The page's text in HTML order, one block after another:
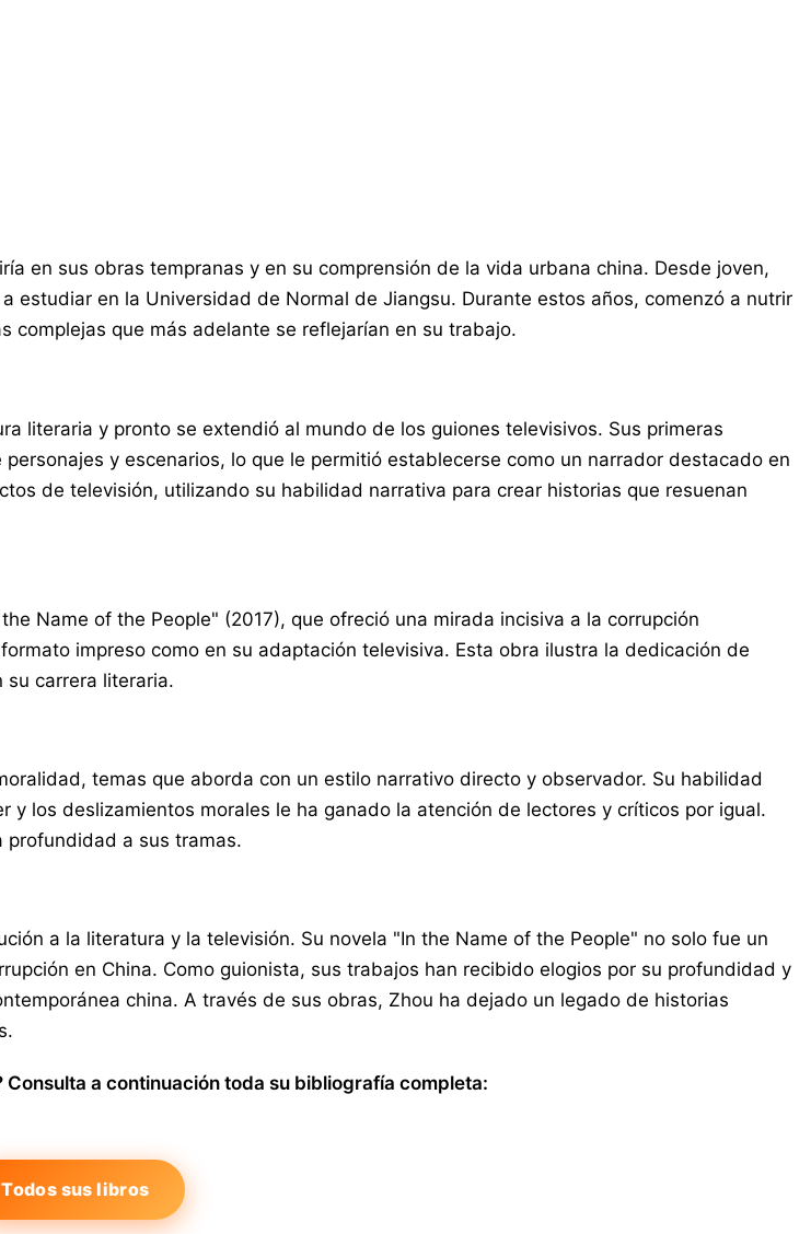
en sus obras tempranas y en su comprensión de la vida urbana china. Desde joven,
en la Universidad de Normal de Jiangsu. Durante estos años, comenzó a nutrir
complejas que más adelante se reflejarían en su trabajo.
literaria y pronto se extendió al mundo de los guiones televisivos. Sus primeras
y escenarios, lo que le permitió establecerse como un narrador destacado en
de televisión, utilizando su habilidad narrativa para crear historias que resuenan
Name of the People" (2017), que ofreció una mirada incisiva a la corrupción
impreso como en su adaptación televisiva. Esta obra ilustra la dedicación de
su carrera literaria.
temas que aborda con un estilo narrativo directo y observador. Su habilidad
los deslizamientos morales le ha ganado la atención de lectores y críticos por igual.
profundidad a sus tramas.
a la literatura y la televisión. Su novela "In the Name of the People" no solo fue un
en China. Como guionista, sus trabajos han recibido elogios por su profundidad y
china. A través de sus obras, Zhou ha dejado un legado de historias
a continuación toda su bibliografía completa:
Todos sus libros